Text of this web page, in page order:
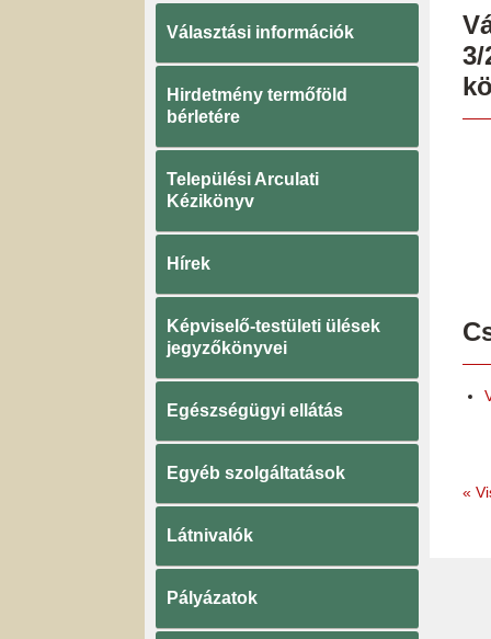
Választási információk
Hirdetmény termőföld
bérletére
Települési Arculati
Kézikönyv
Hírek
Képviselő-testületi ülések
jegyzőkönyvei
Egészségügyi ellátás
Egyéb szolgáltatások
Látnivalók
Pályázatok
3/
«